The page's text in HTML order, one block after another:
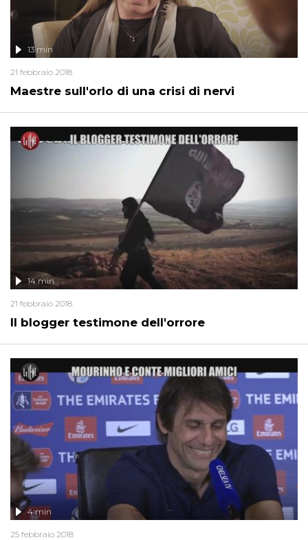
Maestre sull'orlo di una crisi di nervi
13 min
21 febbraio 2018
Il blogger testimone dell'orrore
14 min
21 febbraio 2018
4 min
25 febbraio 2018